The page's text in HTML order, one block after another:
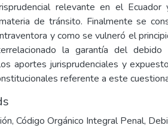
relevante en el
de tránsito. Finalmente se
y como se vulneró el
la garantía del
aportes jurisprudenciales y
referente a este
, Código Orgánico Integral Penal,